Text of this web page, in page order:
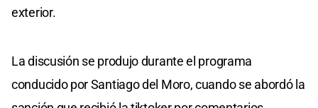
exterior.
La discusión se produjo durante el programa
conducido por Santiago del Moro, cuando se abordó la